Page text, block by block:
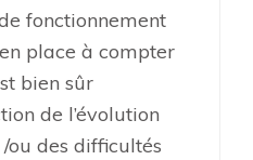
fonctionnement
place à compter
bien sûr
de l’évolution
des difficultés